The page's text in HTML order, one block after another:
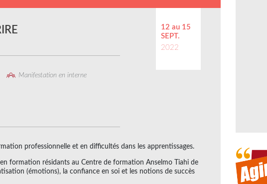
12 au 15
SEPT.
2022
Manifestation en interne
professionnelle et en difficultés dans les apprentissages.
formation résidants au Centre de formation Anselmo Tiahi de
(émotions), la confiance en soi et les notions de succès